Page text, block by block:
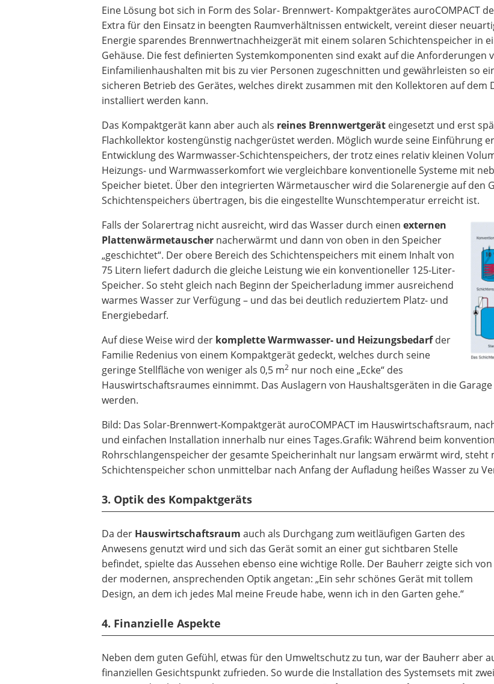
Eine Lösung bot sich in Form des Solar- Brennwert- Kompaktgerätes auroCOMPACT
Extra für den Einsatz in beengten Raumverhältnissen entwickelt, vereint dieser
Energie sparendes Brennwertnachheizgerät mit einem solaren Schichtenspeicher in
Gehäuse. Die fest definierten Systemkomponenten sind exakt auf die Anforderungen
Einfamilienhaushalten mit bis zu vier Personen zugeschnitten und gewährleisten so
sicheren Betrieb des Gerätes, welches direkt zusammen mit den Kollektoren auf dem
installiert werden kann.
Das Kompaktgerät kann aber auch als reines Brennwertgerät eingesetzt und erst
Flachkollektor kostengünstig nachgerüstet werden. Möglich wurde seine Einführung
Entwicklung des Warmwasser-Schichtenspeichers, der trotz eines relativ kleinen
Heizungs- und Warmwasserkomfort wie vergleichbare konventionelle Systeme mit
Speicher bietet. Über den integrierten Wärmetauscher wird die Solarenergie auf den
Schichtenspeichers übertragen, bis die eingestellte Wunschtemperatur erreicht ist.
Falls der Solarertrag nicht ausreicht, wird das Wasser durch einenexternen
Plattenwärmetauscher nacherwärmt und dann von oben in den Speicher
„geschichtet“. Der obere Bereich des Schichtenspeichers mit einem Inhalt von
75 Litern liefert dadurch die gleiche Leistung wie ein konventioneller 125-Liter-
Speicher. So steht gleich nach Beginn der Speicherladung immer ausreichend
warmes Wasser zur Verfügung – und das bei deutlich reduziertem Platz- und
Energiebedarf.
Auf diese Weise wird der komplette Warmwasser- und Heizungsbedarfder
Familie Redenius von einem Kompaktgerät gedeckt, welches durch seine
geringe Stellfläche von weniger als 0,5 m2 nur noch eine „Ecke“ des
Hauswirtschaftsraumes einnimmt. Das Auslagern von Haushaltsgeräten in die
werden.
Bild: Das Solar-Brennwert-Kompaktgerät auroCOMPACT im Hauswirtschaftsraum,
und einfachen Installation innerhalb nur eines Tages.Grafik: Während beim
Rohrschlangenspeicher der gesamte Speicherinhalt nur langsam erwärmt wird, steht
Schichtenspeicher schon unmittelbar nach Anfang der Aufladung heißes Wasser zu
3. Optik des Kompaktgeräts
Da der Hauswirtschaftsraum auch als Durchgang zum weitläufigen Garten des
Anwesens genutzt wird und sich das Gerät somit an einer gut sichtbaren Stelle
befindet, spielte das Aussehen ebenso eine wichtige Rolle. Der Bauherr zeigte sich von
der modernen, ansprechenden Optik angetan: „Ein sehr schönes Gerät mit tollem
Design, an dem ich jedes Mal meine Freude habe, wenn ich in den Garten gehe.“
4. Finanzielle Aspekte
Neben dem guten Gefühl, etwas für den Umweltschutz zu tun, war der Bauherr aber
finanziellen Gesichtspunkt zufrieden. So wurde die Installation des Systemsets mit